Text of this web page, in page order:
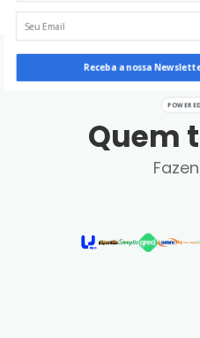
Quem
Receba a nossa